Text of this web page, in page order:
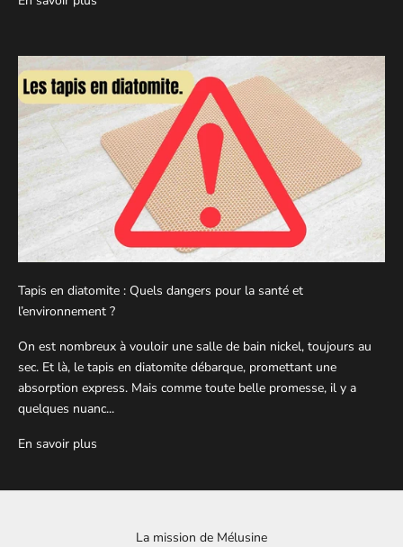
Tapis en diatomite : Quels dangers pour la santé et
l’environnement ?
On est nombreux à vouloir une salle de bain nickel, toujours au
sec. Et là, le tapis en diatomite débarque, promettant une
absorption express. Mais comme toute belle promesse, il y a
quelques nuanc...
En savoir plus
La mission de Mélusine